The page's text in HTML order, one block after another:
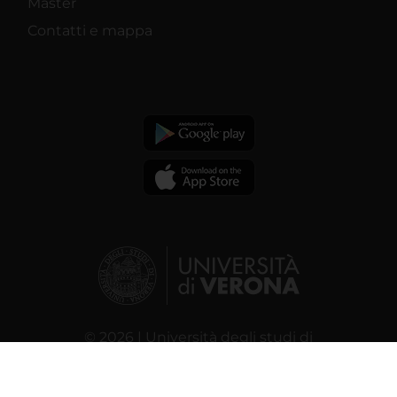
Contatti e mappa
© 2026 | Università degli studi di